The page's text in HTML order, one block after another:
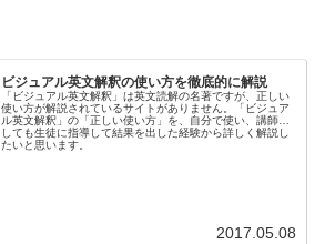
ビジュアル英文解釈の使い方を徹底的に解説
「ビジュアル英文解釈」は英文読解の名著ですが、正しい
使い方が解説されているサイトがありません。「ビジュア
ル英文解釈」の「正しい使い方」を、自分で使い、講師と
しても生徒に指導して結果を出した経験から詳しく解説し
たいと思います。
2017.05.08